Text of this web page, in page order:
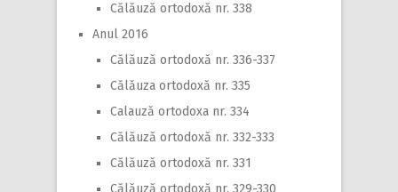
Călăuză ortodoxă nr. 338
Anul 2016
Călăuză ortodoxă nr. 336-337
Călăuza ortodoxă nr. 335
Calauză ortodoxa nr. 334
Călăuză ortodoxă nr. 332-333
Călăuză ortodoxă nr. 331
Călăuză ortodoxă nr. 329-330